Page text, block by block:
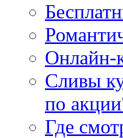
Онлайн-
Сливы
по
Где